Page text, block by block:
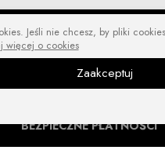
BEZPIECZNE PŁATNOŚCI
Jeśli nie chcesz, by pliki
więcej o cookies
Zaakceptuj